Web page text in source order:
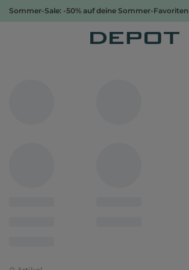
Sommer-Sale: -50% auf deine Sommer-Favoriten